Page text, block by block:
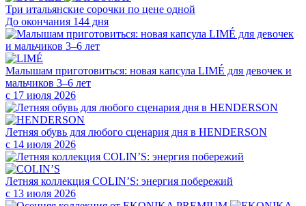
Три итальянские сорочки по цене одной
До окончания 144 дня
Малышам приготовиться: новая капсула LIMÉ для девочек и
мальчиков 3–6 лет
с 17 июля 2026
Летняя обувь для любого сценария дня в HENDERSON
с 14 июля 2026
Летняя коллекция COLIN’S: энергия побережий
с 13 июля 2026